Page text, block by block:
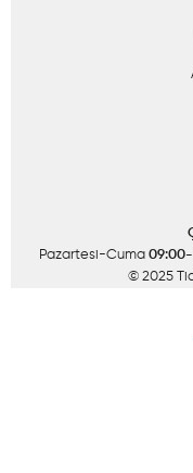
Pazartesi-Cuma
© 2025